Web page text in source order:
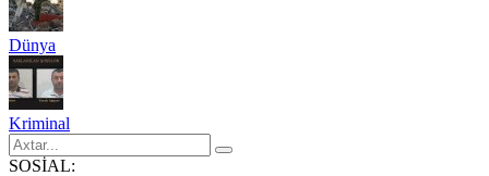
Dünya
Kriminal
SOSİAL: